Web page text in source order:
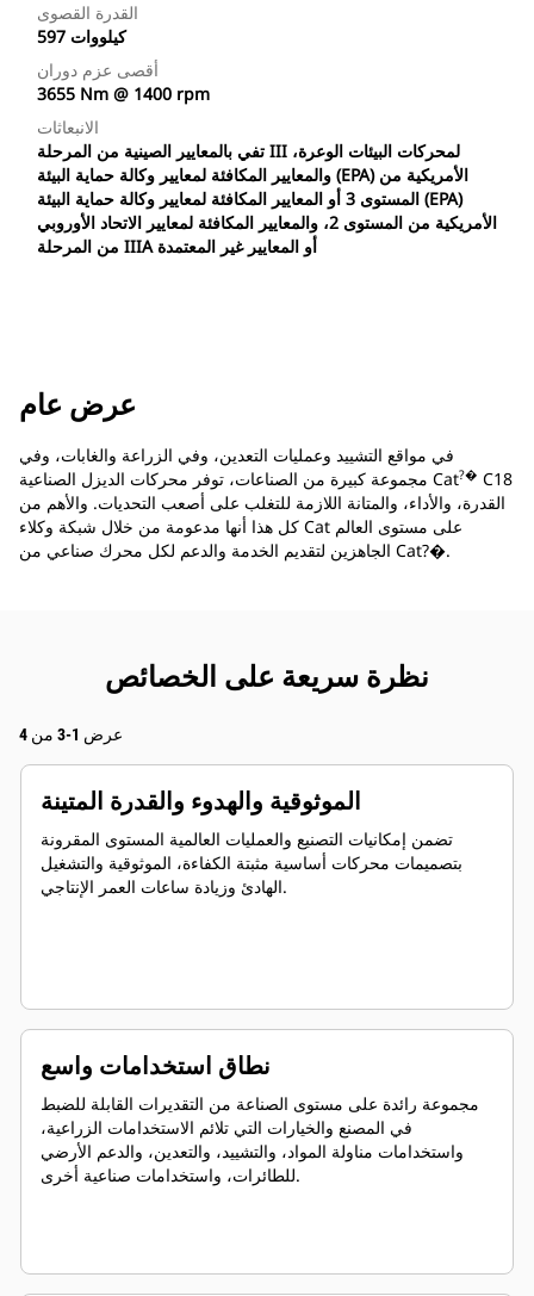
القدرة القصوى
597 كيلووات
أقصى عزم دوران
3655 Nm @ 1400 rpm
الانبعاثات
تفي بالمعايير الصينية من المرحلة III لمحركات البيئات الوعرة،
والمعايير المكافئة لمعايير وكالة حماية البيئة (EPA) الأمريكية من
المستوى 3 أو المعايير المكافئة لمعايير وكالة حماية البيئة (EPA)
الأمريكية من المستوى 2، والمعايير المكافئة لمعايير الاتحاد الأوروبي
من المرحلة IIIA أو المعايير غير المعتمدة
عرض عام
في مواقع التشييد وعمليات التعدين، وفي الزراعة والغابات، وفي
مجموعة كبيرة من الصناعات، توفر محركات الديزل الصناعية Cat?� C18
القدرة، والأداء، والمتانة اللازمة للتغلب على أصعب التحديات. والأهم من
كل هذا أنها مدعومة من خلال شبكة وكلاء Cat على مستوى العالم
الجاهزين لتقديم الخدمة والدعم لكل محرك صناعي من Cat?�.
نظرة سريعة على الخصائص
عرض 1-3 من 4
الموثوقية والهدوء والقدرة المتينة
تضمن إمكانيات التصنيع والعمليات العالمية المستوى المقرونة
بتصميمات محركات أساسية مثبتة الكفاءة، الموثوقية والتشغيل
الهادئ وزيادة ساعات العمر الإنتاجي.
نطاق استخدامات واسع
مجموعة رائدة على مستوى الصناعة من التقديرات القابلة للضبط
في المصنع والخيارات التي تلائم الاستخدامات الزراعية،
واستخدامات مناولة المواد، والتشييد، والتعدين، والدعم الأرضي
للطائرات، واستخدامات صناعية أخرى.